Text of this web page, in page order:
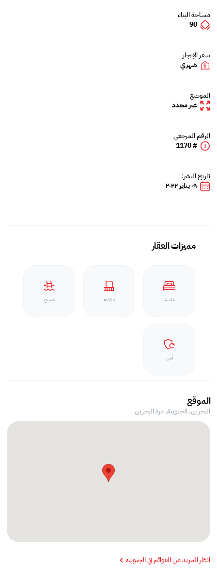
مساحة البناء
90
سعر الإيجار
شهري
الموضع
غير محدد
الرقم المرجعي
# 1170
تاريخ النشر:
٠٩ يناير ٢٠٢٢
مميزات العقار
ماستر بلكونة مسبح
أمن
الموقع
البحرين, الجنوبية, درة البحرين
انظر المزيد من القوائم في الجنوبية